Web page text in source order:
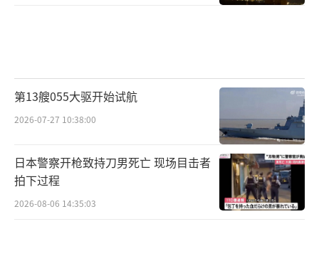
第13艘055大驱开始试航
2026-07-27 10:38:00
日本警察开枪致持刀男死亡 现场目击者
拍下过程
2026-08-06 14:35:03